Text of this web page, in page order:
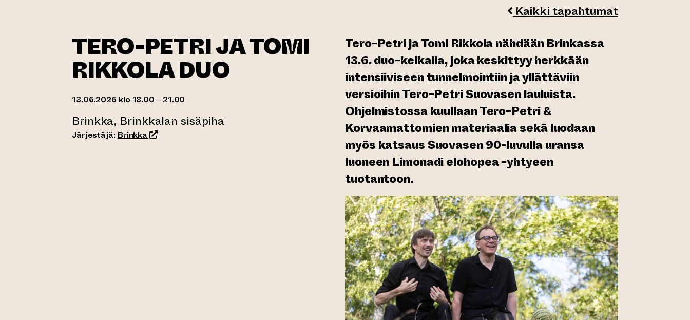
Kaikki tapahtumat
TERO-PETRI JA TOMI
RIKKOLA DUO
13.06.2026 klo 18.00—21.00
Brinkka, Brinkkalan sisäpiha
Järjestäjä: Brinkka (siirtyy toiseen verkkopalveluun)
Tero-Petri ja Tomi Rikkola nähdään Brinkassa
13.6. duo-keikalla, joka keskittyy herkkään
intensiiviseen tunnelmointiin ja yllättäviin
versioihin Tero-Petri Suovasen lauluista.
Ohjelmistossa kuullaan Tero-Petri &
Korvaamattomien materiaalia sekä luodaan
myös katsaus Suovasen 90-luvulla uransa
luoneen Limonadi elohopea -yhtyeen
tuotantoon.